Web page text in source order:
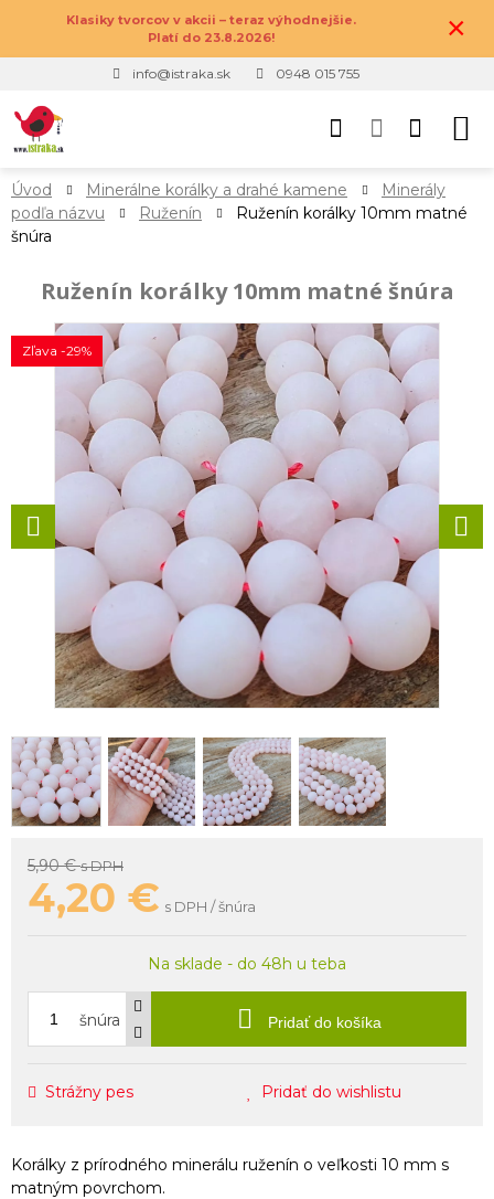
Klasiky tvorcov v akcii – teraz výhodnejšie.
Platí do 23.8.2026!
×
info@istraka.sk 0948 015 755
Úvod Minerálne korálky a drahé kamene
Minerály
podľa názvu
Ruženín
Ruženín korálky 10mm matné
šnúra
Ruženín korálky 10mm matné šnúra
Zľava -29%
5,90 €s DPH
4,20 € s DPH / šnúra
Na sklade - do 48h u teba
šnúra Pridať do košíka
Strážny pes Pridať do wishlistu
Korálky z prírodného minerálu ruženín o veľkosti 10 mm s
matným povrchom.